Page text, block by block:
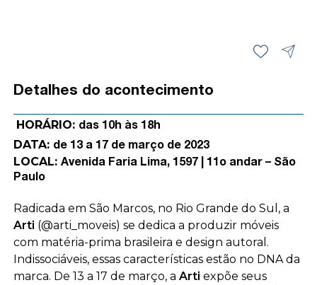
Detalhes do acontecimento
HORÁRIO: das 10h às 18h
DATA: de 13 a 17 de março de 2023
LOCAL: Avenida Faria Lima, 1597 | 11o andar – São
Paulo
Radicada em São Marcos, no Rio Grande do Sul, a
Arti (@arti_moveis) se dedica a produzir móveis
com matéria-prima brasileira e design autoral.
Indissociáveis, essas características estão no DNA da
marca. De 13 a 17 de março, a Arti expõe seus